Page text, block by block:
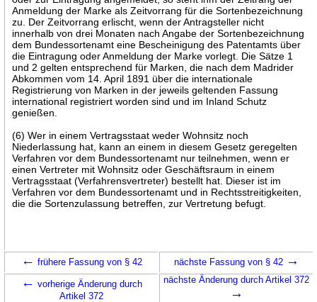
Anmeldung der Marke als Zeitvorrang für die Sortenbezeichnung
zu. Der Zeitvorrang erlischt, wenn der Antragsteller nicht
innerhalb von drei Monaten nach Angabe der Sortenbezeichnung
dem Bundessortenamt eine Bescheinigung des Patentamts über
die Eintragung oder Anmeldung der Marke vorlegt. Die Sätze 1
und 2 gelten entsprechend für Marken, die nach dem Madrider
Abkommen vom 14. April 1891 über die internationale
Registrierung von Marken in der jeweils geltenden Fassung
international registriert worden sind und im Inland Schutz
genießen.
(6) Wer in einem Vertragsstaat weder Wohnsitz noch
Niederlassung hat, kann an einem in diesem Gesetz geregelten
Verfahren vor dem Bundessortenamt nur teilnehmen, wenn er
einen Vertreter mit Wohnsitz oder Geschäftsraum in einem
Vertragsstaat (Verfahrensvertreter) bestellt hat. Dieser ist im
Verfahren vor dem Bundessortenamt und in Rechtsstreitigkeiten,
die die Sortenzulassung betreffen, zur Vertretung befugt.
← frühere Fassung von § 42 nächste Fassung von § 42 →
← vorherige Änderung durch
Artikel 372
nächste Änderung durch Artikel 372
→